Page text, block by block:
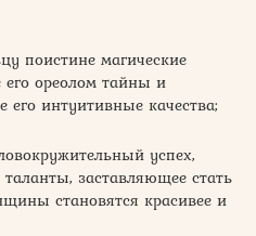
поистине магические
ореолом тайны и
интуитивные качества;
успех,
заставляющее стать
становятся красивее и